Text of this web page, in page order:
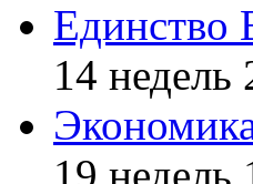
Единство
14 недель